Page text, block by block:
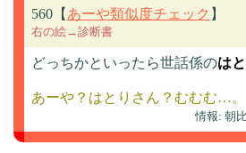
560【 あーや類似度チェック 】
右の絵→診断書
どっちかといったら世話係のは
あーや？はとりさん？むむむ…。
情報: 朝